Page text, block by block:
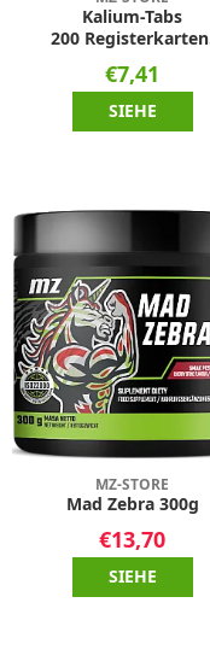
Kalium-Tabs
200 Registerkarten.
€7,41
SIEHE
MZ-STORE
Mad Zebra 300g
€13,70
SIEHE